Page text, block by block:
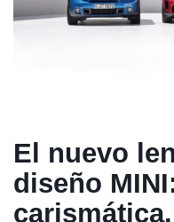
El nuevo
diseño
carismática.